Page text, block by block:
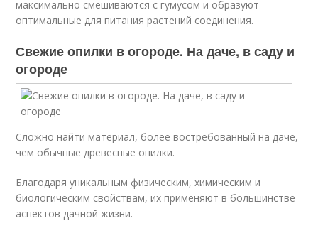
максимально смешиваются с гумусом и образуют
оптимальные для питания растений соединения.
Свежие опилки в огороде. На даче, в саду и
огороде
Сложно найти материал, более востребованный на даче,
чем обычные древесные опилки.
Благодаря уникальным физическим, химическим и
биологическим свойствам, их применяют в большинстве
аспектов дачной жизни.